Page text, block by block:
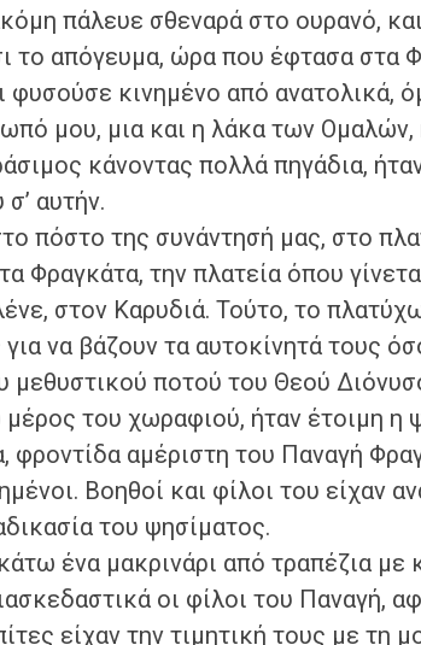
πάλευε σθεναρά στο ουρανό,
το απόγευμα, ώρα που έφτασα στα
φυσούσε κινημένο από ανατολικά,
μου, μια και η λάκα των
κάνοντας πολλά πηγάδια,
αυτήν.
πόστο της συνάντησή μας, στο
Φραγκάτα, την πλατεία όπου
στον Καρυδιά. Τούτο, το
να βάζουν τα αυτοκίνητά τους
μεθυστικού ποτού του Θεού
του χωραφιού, ήταν έτοιμη η
φροντίδα αμέριστη του Παναγή
Βοηθοί και φίλοι του είχαν
του ψησίματος.
ένα μακρινάρι από τραπέζια με
οι φίλοι του Παναγή,
είχαν την τιμητική τους με τη